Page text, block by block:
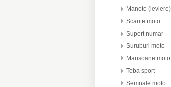
Manete (leviere)
Scarite moto
Suport numar
Suruburi moto
Mansoane moto
Toba sport
Semnale moto